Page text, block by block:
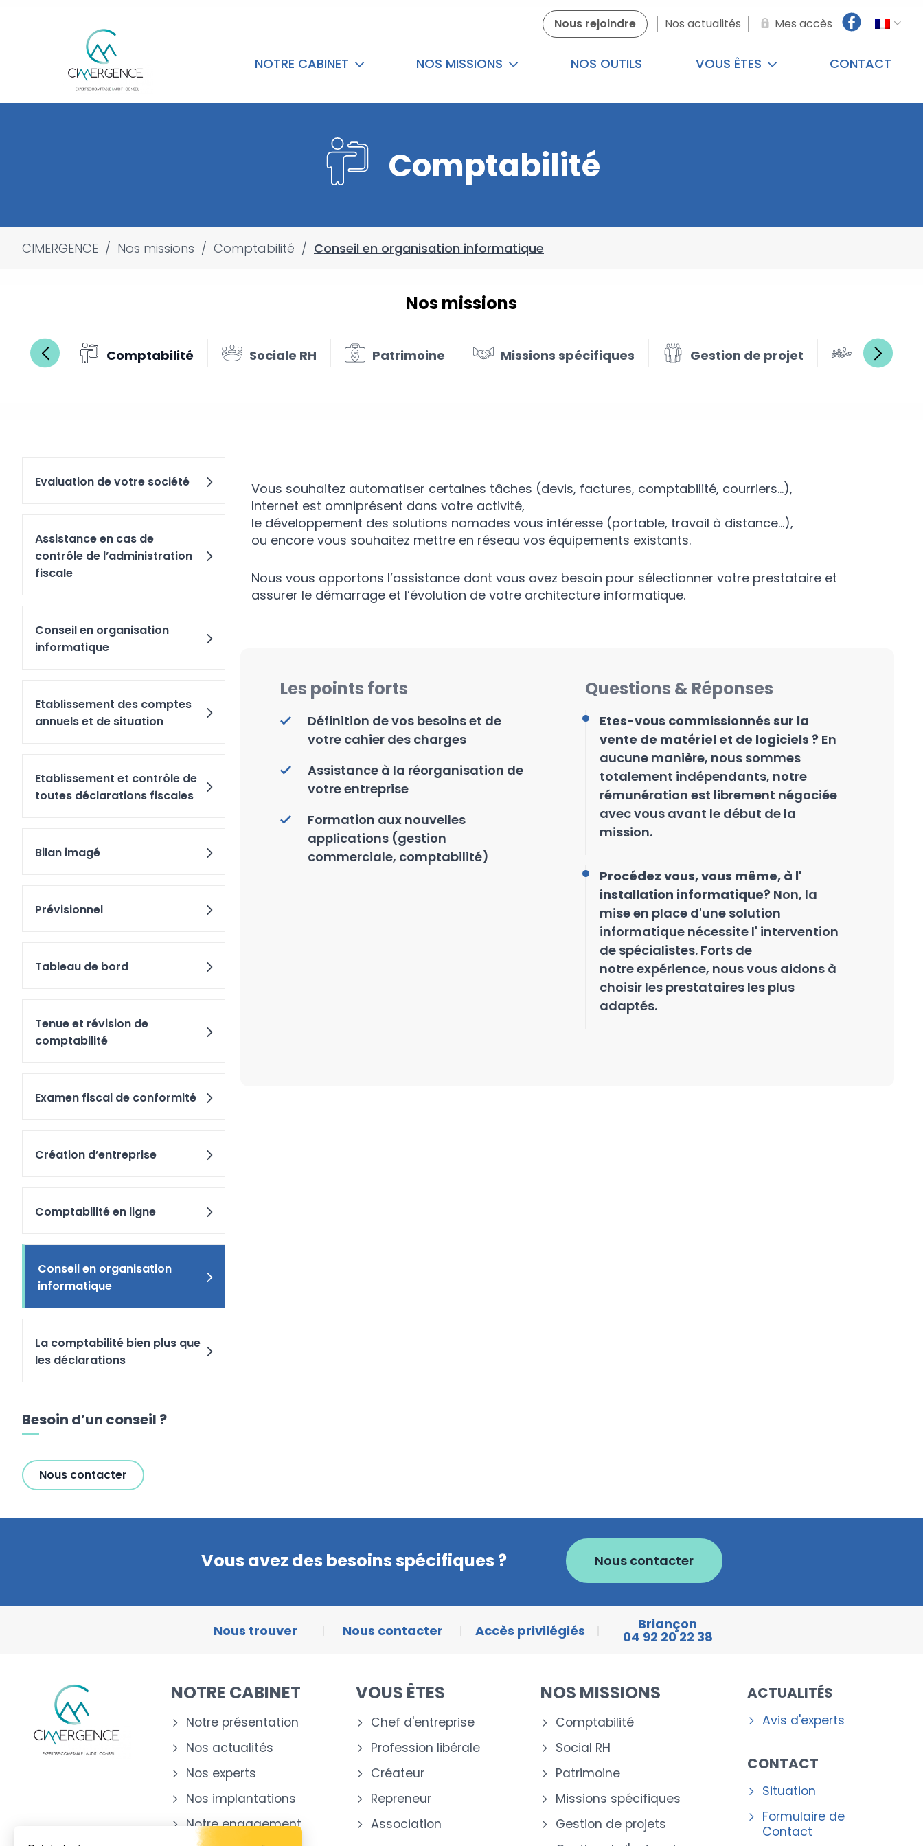
Nous rejoindre Nos actualités Mes accès
NOTRE CABINET NOS MISSIONS NOS OUTILS VOUS ÊTES CONTACT
Comptabilité
CIMERGENCE / Nos missions / Comptabilité / Conseil en organisation informatique
Nos missions
Comptabilité Sociale RH Patrimoine Missions spécifiques Gestion de projet Gestion
Evaluation de votre société
Assistance en cas de
contrôle de l’administration
fiscale
Conseil en organisation
informatique
Etablissement des comptes
annuels et de situation
Etablissement et contrôle de
toutes déclarations fiscales
Bilan imagé
Prévisionnel
Tableau de bord
Tenue et révision de
comptabilité
Examen fiscal de conformité
Création d’entreprise
Comptabilité en ligne
Conseil en organisation
informatique
La comptabilité bien plus que
les déclarations
Besoin d’un conseil ?
Nous contacter
Vous souhaitez automatiser certaines tâches (devis, factures, comptabilité, courriers…),
Internet est omniprésent dans votre activité,
le développement des solutions nomades vous intéresse (portable, travail à distance…),
ou encore vous souhaitez mettre en réseau vos équipements existants.
Nous vous apportons l’assistance dont vous avez besoin pour sélectionner votre prestataire et
assurer le démarrage et l’évolution de votre architecture informatique.
Les points forts
Définition de vos besoins et de
votre cahier des charges
Assistance à la réorganisation de
votre entreprise
Formation aux nouvelles
applications (gestion
commerciale, comptabilité)
Questions & Réponses
Etes-vous commissionnés sur la
vente de matériel et de logiciels ? En
aucune manière, nous sommes
totalement indépendants, notre
rémunération est librement négociée
avec vous avant le début de la
mission.
Procédez vous, vous même, à l'
installation informatique? Non, la
mise en place d'une solution
informatique nécessite l' intervention
de spécialistes. Forts de
notre expérience, nous vous aidons à
choisir les prestataires les plus
adaptés.
Vous avez des besoins spécifiques ? Nous contacter
Nous trouver Nous contacter Accès privilégiés Briançon
04 92 20 22 38
NOTRE CABINET
Notre présentation
Nos actualités
Nos experts
Nos implantations
Notre engagement
VOUS ÊTES
Chef d'entreprise
Profession libérale
Créateur
Repreneur
Association
NOS MISSIONS
Comptabilité
Social RH
Patrimoine
Missions spécifiques
Gestion de projets
ACTUALITÉS
Avis d'experts
CONTACT
Situation
Formulaire de
Contact